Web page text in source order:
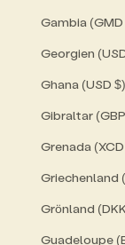
Gambia (GMD
Georgien
Ghana (USD $)
Gibraltar
Grenada
Griechenland
Grönland
Guadeloupe